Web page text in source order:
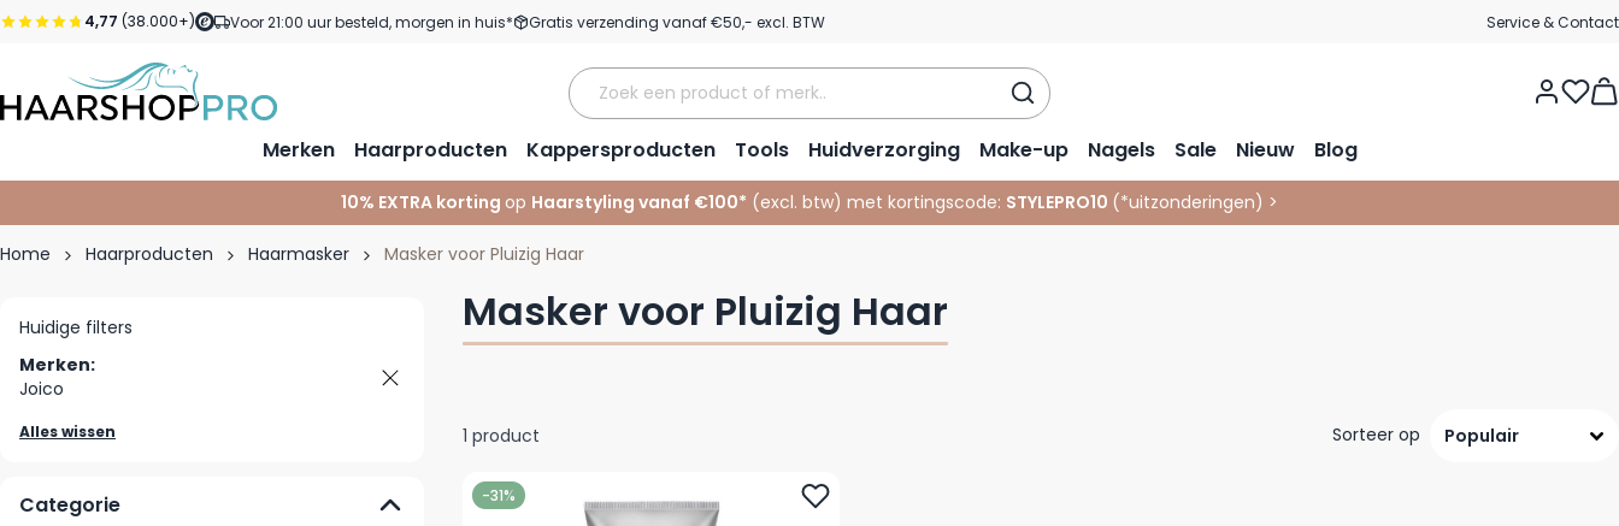
Ga naar de inhoud
4,77 (38.000+) Voor 21:00 uur besteld, morgen in huis* Gratis verzending vanaf €50,- excl. BTW Service & Contact
Merken Haarproducten Kappersproducten Tools Huidverzorging Make-up Nagels Sale Nieuw Blog
10% EXTRA korting op Haarstyling vanaf €100* (excl. btw) met kortingscode: STYLEPRO10 (*uitzonderingen) >
Home Haarproducten Haarmasker Masker voor Pluizig Haar
Masker voor Pluizig Haar
Huidige filters
Merken:
Joico
Alles wissen
Categorie
1 product Sorteer op
-31%